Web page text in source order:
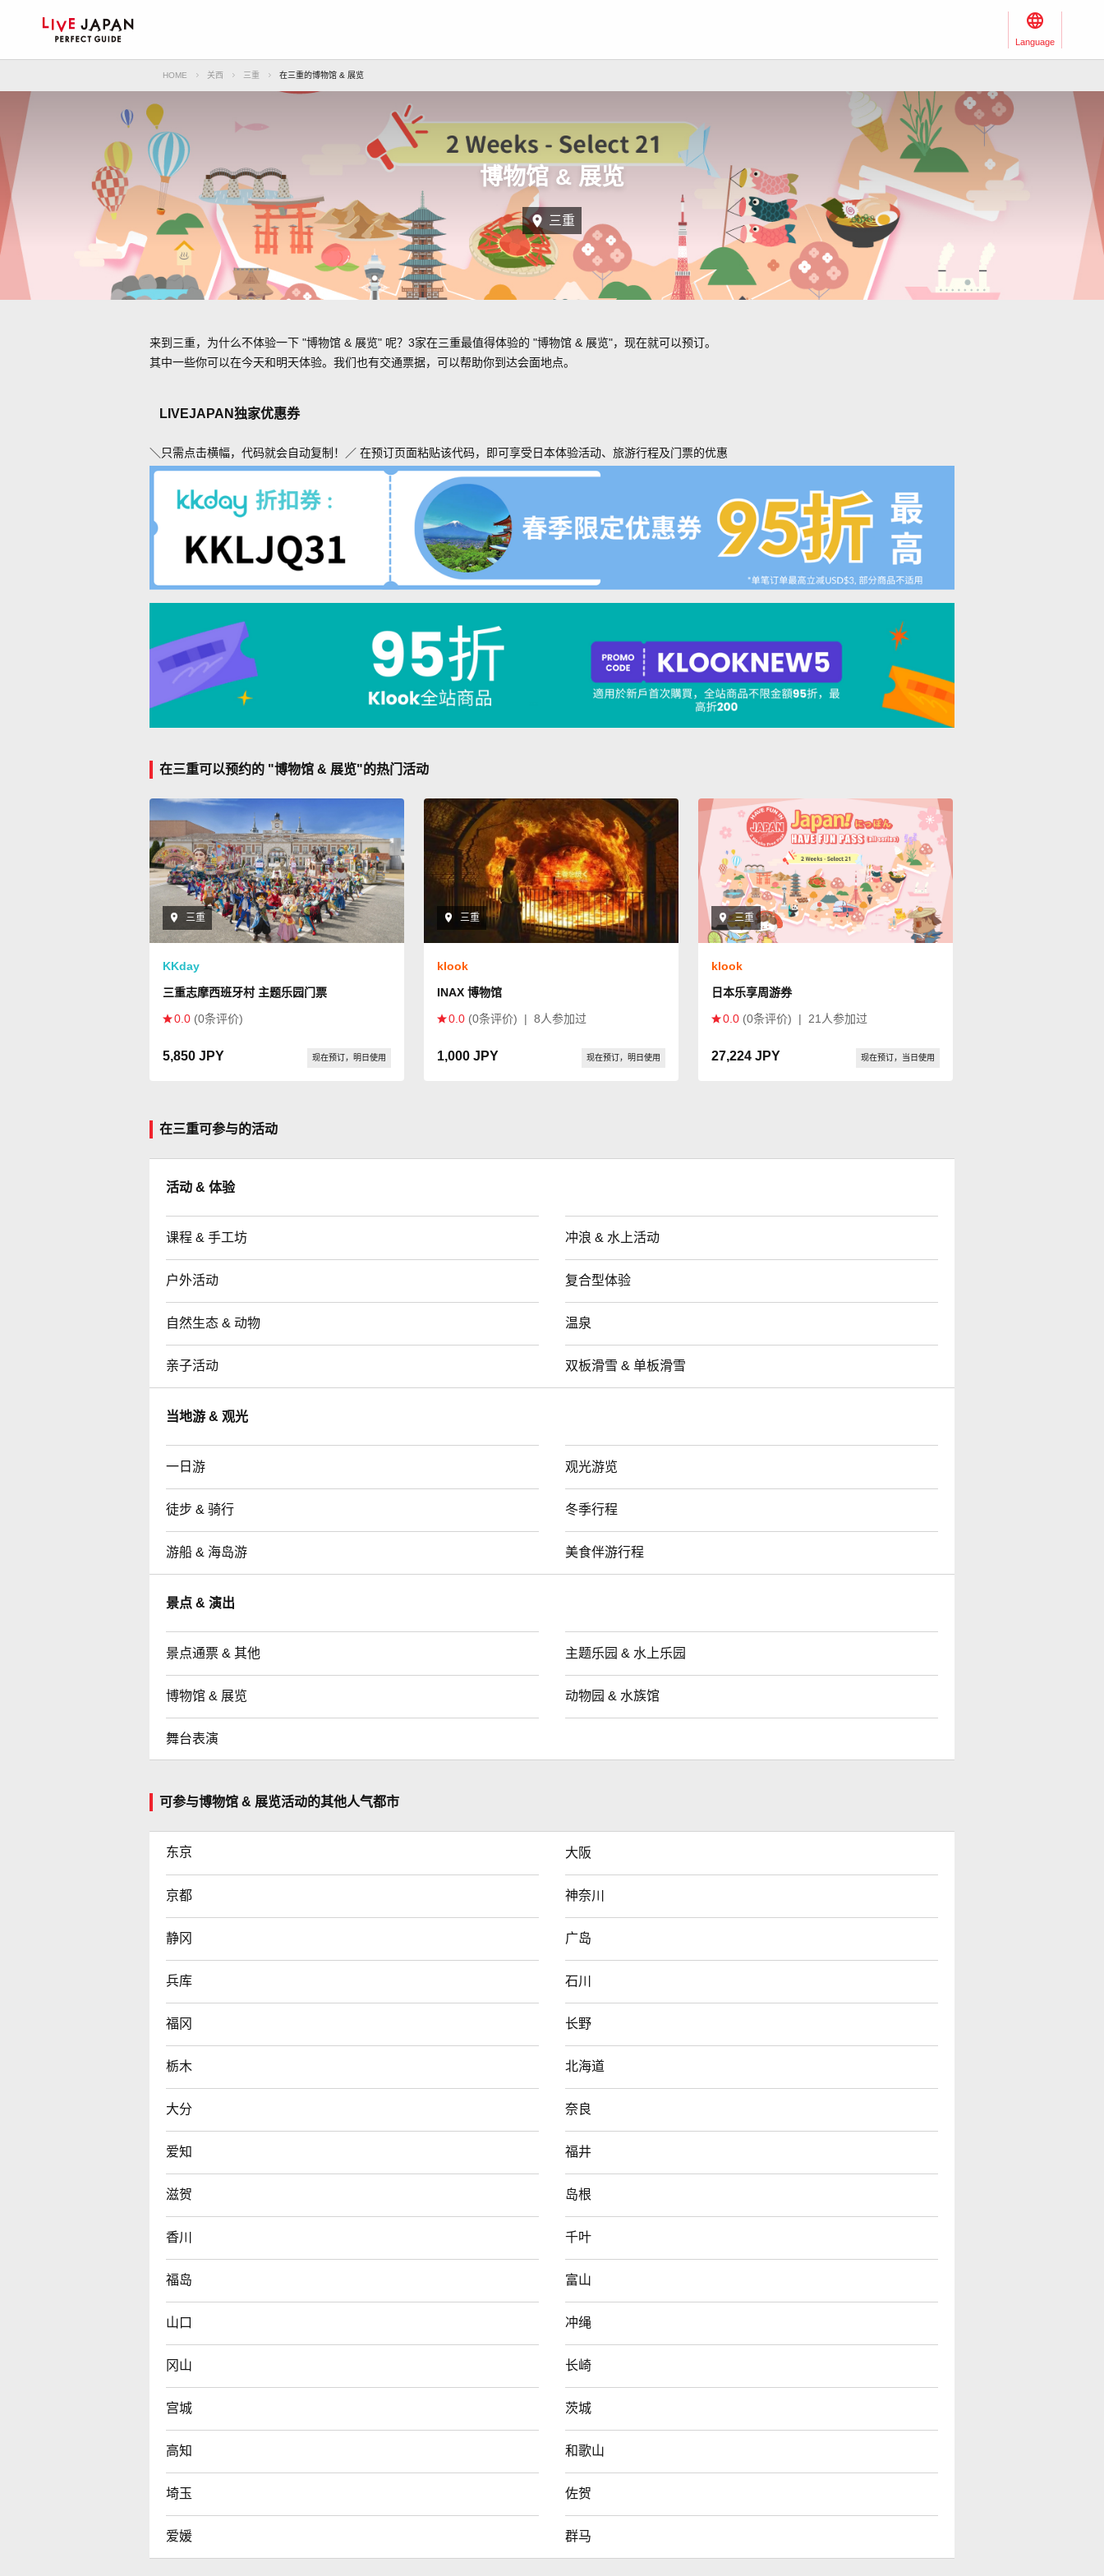
Language
HOME 关西 三重 在三重的博物馆 & 展览
博物馆 & 展览
三重
来到三重，为什么不体验一下 "博物馆 & 展览" 呢？3家在三重最值得体验的 "博物馆 & 展览"，现在就可以预订。
其中一些你可以在今天和明天体验。我们也有交通票据，可以帮助你到达会面地点。
LIVEJAPAN独家优惠券
＼只需点击横幅，代码就会自动复制！／ 在预订页面粘贴该代码，即可享受日本体验活动、旅游行程及门票的优惠
在三重可以预约的 "博物馆 & 展览"的热门活动
三重
KKday
三重志摩西班牙村 主题乐园门票
0.0 (0条评价)
5,850 JPY 现在预订，明日使用
三重
klook
INAX 博物馆
0.0 (0条评价) | 8人参加过
1,000 JPY 现在预订，明日使用
三重
klook
日本乐享周游券
0.0 (0条评价) | 21人参加过
27,224 JPY 现在预订，当日使用
在三重可参与的活动
活动 & 体验
课程 & 手工坊 冲浪 & 水上活动
户外活动 复合型体验
自然生态 & 动物 温泉
亲子活动 双板滑雪 & 单板滑雪
当地游 & 观光
一日游 观光游览
徒步 & 骑行 冬季行程
游船 & 海岛游 美食伴游行程
景点 & 演出
景点通票 & 其他 主题乐园 & 水上乐园
博物馆 & 展览 动物园 & 水族馆
舞台表演
可参与博物馆 & 展览活动的其他人气都市
东京 大阪
京都 神奈川
静冈 广岛
兵库 石川
福冈 长野
栃木 北海道
大分 奈良
爱知 福井
滋贺 岛根
香川 千叶
福岛 富山
山口 冲绳
冈山 长崎
宫城 茨城
高知 和歌山
埼玉 佐贺
爱媛 群马